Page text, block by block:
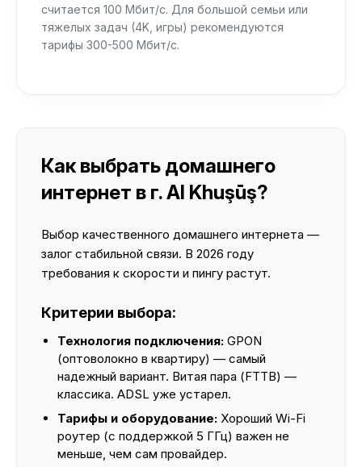
считается 100 Мбит/с. Для большой семьи или
тяжелых задач (4K, игры) рекомендуются
тарифы 300-500 Мбит/с.
Как выбрать домашнего
интернет в г. Al Khuşūş?
Выбор качественного домашнего интернета —
залог стабильной связи. В 2026 году
требования к скорости и пингу растут.
Критерии выбора:
Технология подключения: GPON
(оптоволокно в квартиру) — самый
надежный вариант. Витая пара (FTTB) —
классика. ADSL уже устарел.
Тарифы и оборудование: Хороший Wi-Fi
роутер (с поддержкой 5 ГГц) важен не
меньше, чем сам провайдер.